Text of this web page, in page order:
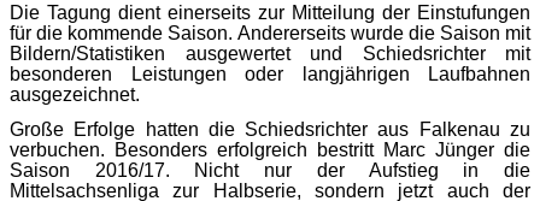
Die Tagung dient einerseits zur Mitteilung der Einstufungen
für die kommende Saison. Andererseits wurde die Saison mit
Bildern/Statistiken ausgewertet und Schiedsrichter mit
besonderen Leistungen oder langjährigen Laufbahnen
ausgezeichnet.
Große Erfolge hatten die Schiedsrichter aus Falkenau zu
verbuchen. Besonders erfolgreich bestritt Marc Jünger die
Saison 2016/17. Nicht nur der Aufstieg in die
Mittelsachsenliga zur Halbserie, sondern jetzt auch der